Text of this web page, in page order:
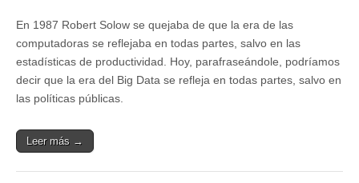
En 1987 Robert Solow se quejaba de que la era de las
computadoras se reflejaba en todas partes, salvo en las
estadísticas de productividad. Hoy, parafraseándole, podríamos
decir que la era del Big Data se refleja en todas partes, salvo en
las políticas públicas.
Leer más →